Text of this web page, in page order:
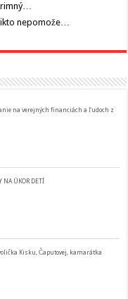
nepomože…
na verejných financiách a ľudoch z
NA ÚKOR DETÍ
Kisku, Čaputovej, kamarátka